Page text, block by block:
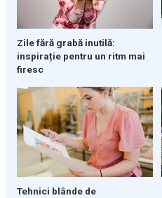
Zile fără grabă inutilă:
inspirație pentru un ritm mai
firesc
Tehnici blânde de